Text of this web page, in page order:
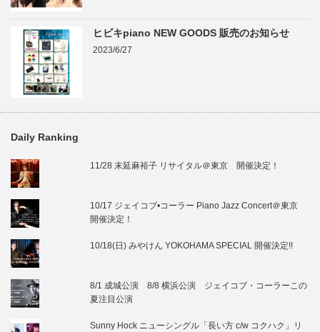
ヒビキpiano NEW GOODS 販売のお知らせ
2023/6/27
Daily Ranking
11/28 末延麻裕子 リサイタル＠東京 開催決定！
10/17 ジェイコブ•コーラー Piano Jazz Concert＠東京
開催決定！
10/18(日) みやけん YOKOHAMA SPECIAL 開催決定!!
8/1 成城公演 8/8 横浜公演 ジェイコブ・コーラーこの
夏注目公演
Sunny Hock ニューシングル「長い方 c/w コクハク」リ